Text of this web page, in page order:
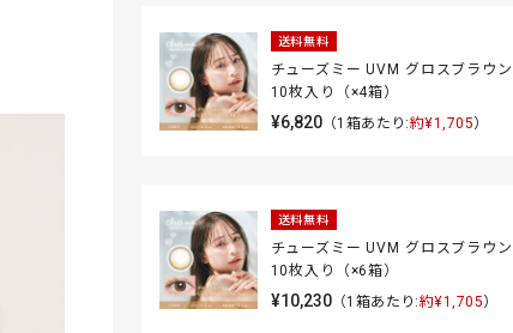
送料無料
チューズミー UVM グロスブラウン
10枚入り（×4箱）
¥6,820（1箱あたり:約¥1,705）
送料無料
チューズミー UVM グロスブラウン
10枚入り（×6箱）
¥10,230（1箱あたり:約¥1,705）